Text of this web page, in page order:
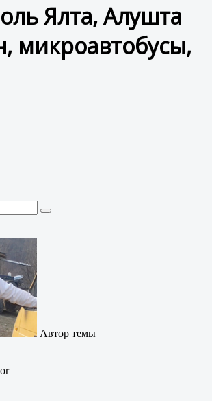
Ялта, Алушта
микроавтобусы,
Автор темы